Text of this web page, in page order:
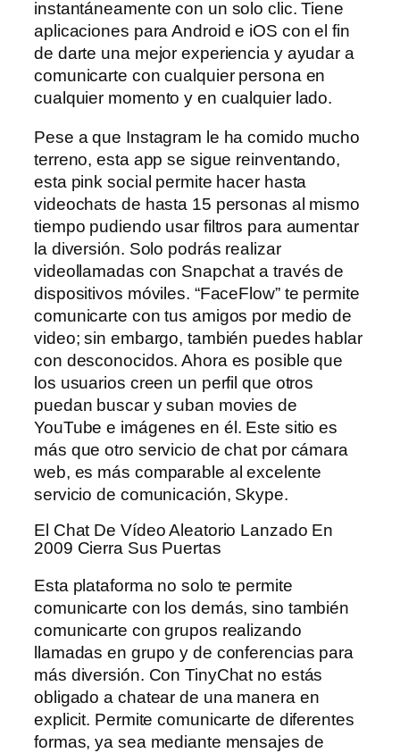
instantáneamente con un solo clic. Tiene
aplicaciones para Android e iOS con el fin
de darte una mejor experiencia y ayudar a
comunicarte con cualquier persona en
cualquier momento y en cualquier lado.
Pese a que Instagram le ha comido mucho
terreno, esta app se sigue reinventando,
esta pink social permite hacer hasta
videochats de hasta 15 personas al mismo
tiempo pudiendo usar filtros para aumentar
la diversión. Solo podrás realizar
videollamadas con Snapchat a través de
dispositivos móviles. “FaceFlow” te permite
comunicarte con tus amigos por medio de
video; sin embargo, también puedes hablar
con desconocidos. Ahora es posible que
los usuarios creen un perfil que otros
puedan buscar y suban movies de
YouTube e imágenes en él. Este sitio es
más que otro servicio de chat por cámara
web, es más comparable al excelente
servicio de comunicación, Skype.
El Chat De Vídeo Aleatorio Lanzado En
2009 Cierra Sus Puertas
Esta plataforma no solo te permite
comunicarte con los demás, sino también
comunicarte con grupos realizando
llamadas en grupo y de conferencias para
más diversión. Con TinyChat no estás
obligado a chatear de una manera en
explicit. Permite comunicarte de diferentes
formas, ya sea mediante mensajes de